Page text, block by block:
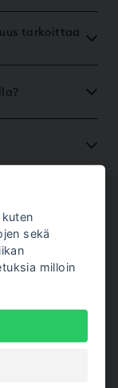
tarkoittaa
sekä
milloin